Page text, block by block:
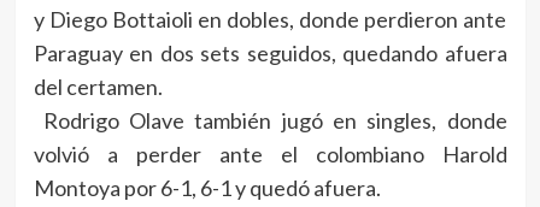
y Diego Bottaioli en dobles, donde perdieron ante
Paraguay en dos sets seguidos, quedando afuera
del certamen.
Rodrigo Olave también jugó en singles, donde
volvió a perder ante el colombiano Harold
Montoya por 6-1, 6-1 y quedó afuera.